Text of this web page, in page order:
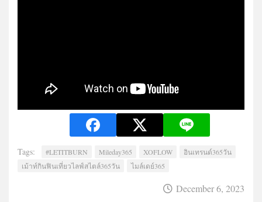
Tags: #LETITBURN Mileday365 XOFLOW
อินเทรนด์365วัน
เม้าท์กินฟินเที่ยวไลฟ์สไตล์365วัน
ไมล์เดย์365
December 6, 2023